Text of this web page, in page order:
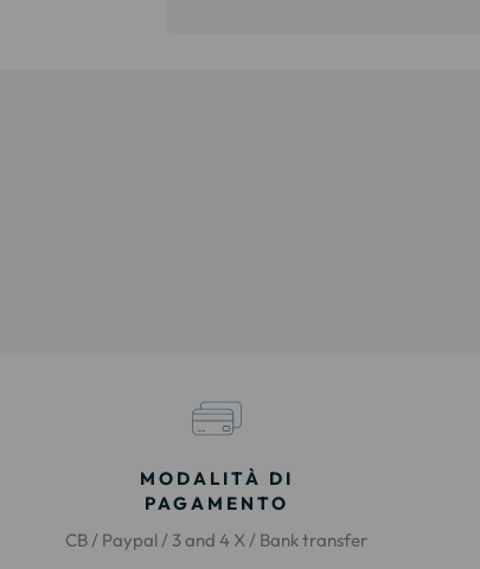
MODALITÀ DI
PAGAMENTO
CB / Paypal / 3 and 4 X / Bank transfer